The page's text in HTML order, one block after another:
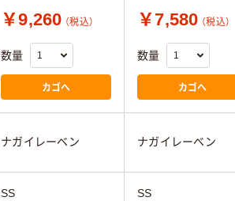
￥9,260 （税込）
数量
カゴへ
￥7,580 （税込）
数量
カゴへ
ナガイレーベン ナガイレーベン
SS SS